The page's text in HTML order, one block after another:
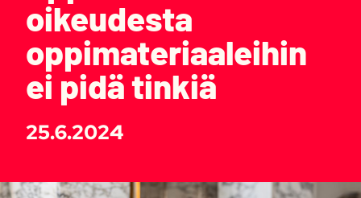
oikeudesta
oppimateriaaleihin
ei pidä tinkiä
25.6.2024